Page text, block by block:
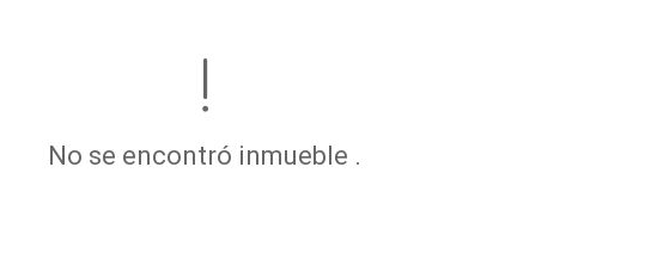
No se encontró inmueble .